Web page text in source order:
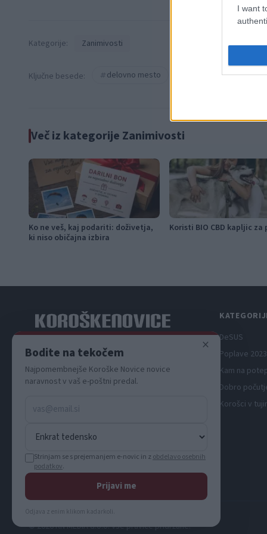
I want
Kategorije: Zanimivosti
Ključne besede: delovno mesto
Več iz kategorije Zanimivosti
Ko ne veš, kaj podariti: doživetja,
ki niso običajna izbira
Koristi BIO CBD kapljic za
Spletni medij koroških dogodkov.
DeSUS
Poplave
Kam na
Dobro
Korošci v
© 2026 KN MEDIA d.o.o. Vse pravice pridržane.
×
Bodite na tekočem
Najpomembnejše Koroške Novice novice
naravnost v vaš e-poštni predal.
Strinjam se s prejemanjem e-novic in z obdelavo osebnih
podatkov.
Prijavi me
Odjava z enim klikom kadarkoli.